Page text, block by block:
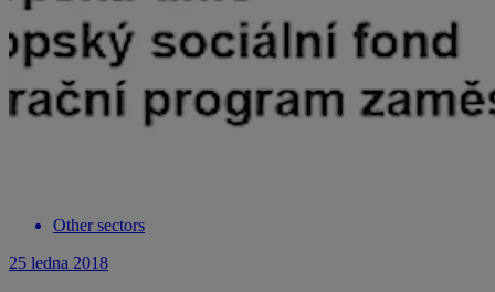
Other sectors
25 ledna 2018